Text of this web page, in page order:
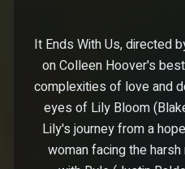
It Ends With Us, directed
on Colleen Hoover's
complexities of love and
eyes of Lily Bloom
Lily's journey from a
woman facing the